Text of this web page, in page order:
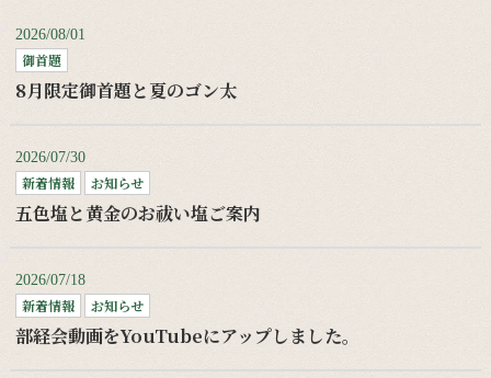
2026/08/01
御首題
8月限定御首題と夏のゴン太
2026/07/30
新着情報 お知らせ
五色塩と黄金のお祓い塩ご案内
2026/07/18
新着情報 お知らせ
部経会動画をYouTubeにアップしました。